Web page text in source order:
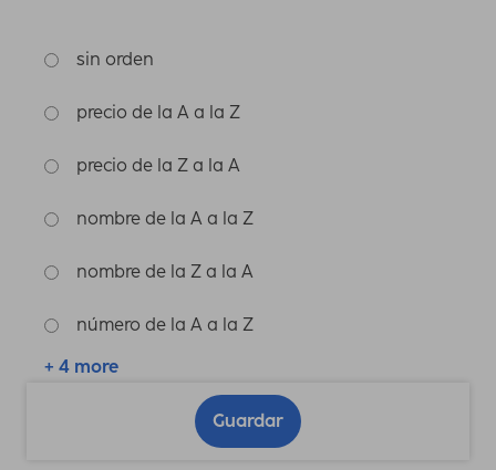
sin orden
precio de la A a la Z
precio de la Z a la A
nombre de la A a la Z
nombre de la Z a la A
número de la A a la Z
+ 4 more
Guardar